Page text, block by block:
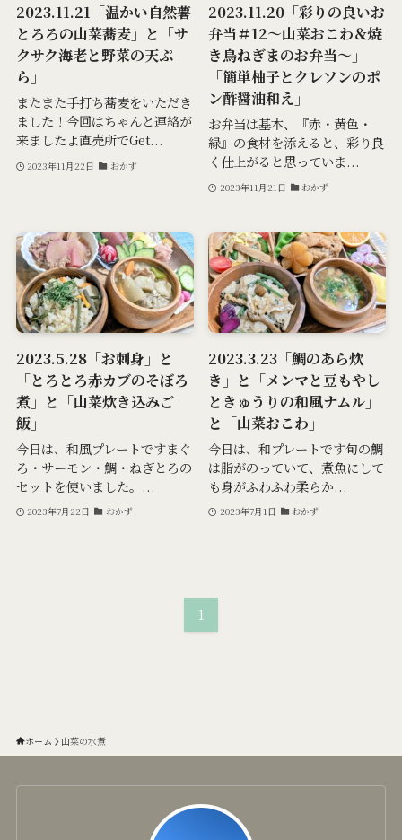
2023.11.21「温かい自然薯
とろろの山菜蕎麦」と「サ
クサク海老と野菜の天ぷ
ら」
またまた手打ち蕎麦をいただき
ました！今回はちゃんと連絡が
来ましたよ直売所でGet...
2023年11月22日 おかず
2023.11.20「彩りの良いお
弁当＃12～山菜おこわ＆焼
き鳥ねぎまのお弁当～」
「簡単柚子とクレソンのポ
ン酢醤油和え」
お弁当は基本、『赤・黄色・
緑』の食材を添えると、彩り良
く仕上がると思っていま...
2023年11月21日 おかず
2023.5.28「お刺身」と
「とろとろ赤カブのそぼろ
煮」と「山菜炊き込みご
飯」
今日は、和風プレートですまぐ
ろ・サーモン・鯛・ねぎとろの
セットを使いました。...
2023年7月22日 おかず
2023.3.23「鯛のあら炊
き」と「メンマと豆もやし
ときゅうりの和風ナムル」
と「山菜おこわ」
今日は、和プレートです旬の鯛
は脂がのっていて、煮魚にして
も身がふわふわ柔らか...
2023年7月1日 おかず
1
ホーム 山菜の水煮